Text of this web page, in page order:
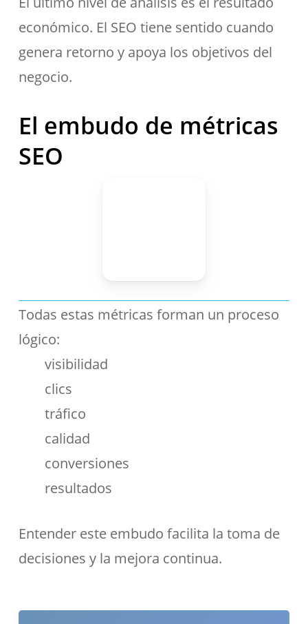
económico. El SEO tiene sentido cuando
genera retorno y apoya los objetivos del
negocio.
El embudo de métricas
SEO
Todas estas métricas forman un proceso
lógico:
visibilidad
clics
tráfico
calidad
conversiones
resultados
Entender este embudo facilita la toma de
decisiones y la mejora continua.